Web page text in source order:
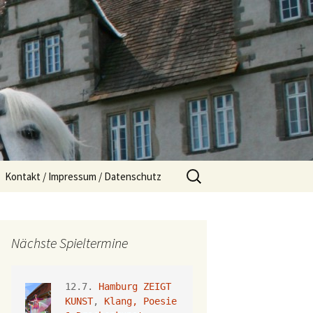
Kontakt / Impressum / Datenschutz
Suchen
nach:
Nächste Spieltermine
12.7. Hamburg ZEIGT
KUNST, Klang, Poesie